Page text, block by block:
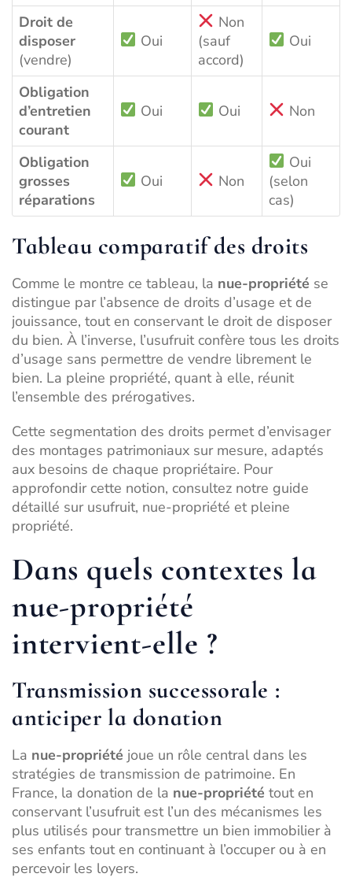
Droit de
disposer
(vendre)
Oui
Non
(sauf
accord)
Oui
Obligation
d’entretien
courant
Oui Oui Non
Obligation
grosses
réparations
Oui Non
Oui
(selon
cas)
Tableau comparatif des droits
Comme le montre ce tableau, la nue-propriété se
distingue par l’absence de droits d’usage et de
jouissance, tout en conservant le droit de disposer
du bien. À l’inverse, l’usufruitconfère tous les droits
d’usage sans permettre de vendre librement le
bien. La pleine propriété, quant à elle, réunit
l’ensemble des prérogatives.
Cette segmentation des droits permet d’envisager
des montages patrimoniaux sur mesure, adaptés
aux besoins de chaque propriétaire. Pour
approfondir cette notion, consultez notre guide
détaillé sur usufruit, nue-propriété et pleine
propriété.
Dans quels contextes la
nue-propriété
intervient-elle ?
Transmission successorale :
anticiper la donation
La nue-propriété joue un rôle central dans les
stratégies de transmission de patrimoine. En
France, la donation de la nue-propriété tout en
conservant l’usufruit est l’un des mécanismes les
plus utilisés pour transmettre un bien immobilier à
ses enfants tout en continuant à l’occuper ou à en
percevoir les loyers.